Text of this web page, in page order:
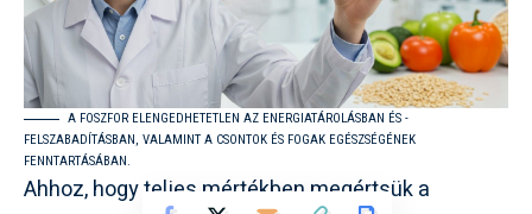
A FOSZFOR ELENGEDHETETLEN AZ ENERGIATÁROLÁSBAN ÉS -
FELSZABADÍTÁSBAN, VALAMINT A CSONTOK ÉS FOGAK EGÉSZSÉGÉNEK
FENNTARTÁSÁBAN.
Ahhoz, hogy teljes mértékben megértsük a